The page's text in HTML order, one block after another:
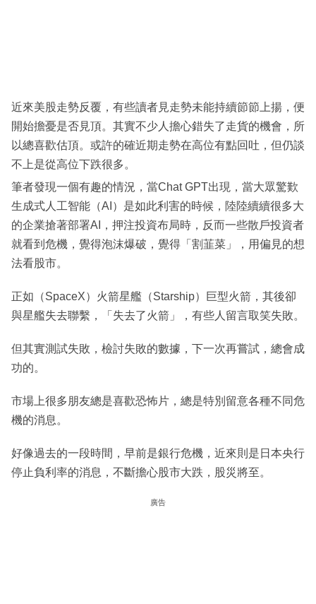
閱
專
區
近來美股走勢反覆，有些讀者見走勢未能持續節節上揚，便
開始擔憂是否見頂。其實不少人擔心錯失了走貨的機會，所
以總喜歡估頂。或許的確近期走勢在高位有點回吐，但仍談
不上是從高位下跌很多。
筆者發現一個有趣的情況，當Chat GPT出現，當大眾驚歎
生成式人工智能（AI）是如此利害的時候，陸陸續續很多大
的企業搶著部署AI，押注投資布局時，反而一些散戶投資者
就看到危機，覺得泡沫爆破，覺得「割韮菜」，用偏見的想
法看股市。
正如（SpaceX）火箭星艦（Starship）巨型火箭，其後卻
與星艦失去聯繫，「失去了火箭」，有些人留言取笑失敗。
但其實測試失敗，檢討失敗的數據，下一次再嘗試，總會成
功的。
市場上很多朋友總是喜歡恐怖片，總是特別留意各種不同危
機的消息。
好像過去的一段時間，早前是銀行危機，近來則是日本央行
停止負利率的消息，不斷擔心股市大跌，股災將至。
廣告